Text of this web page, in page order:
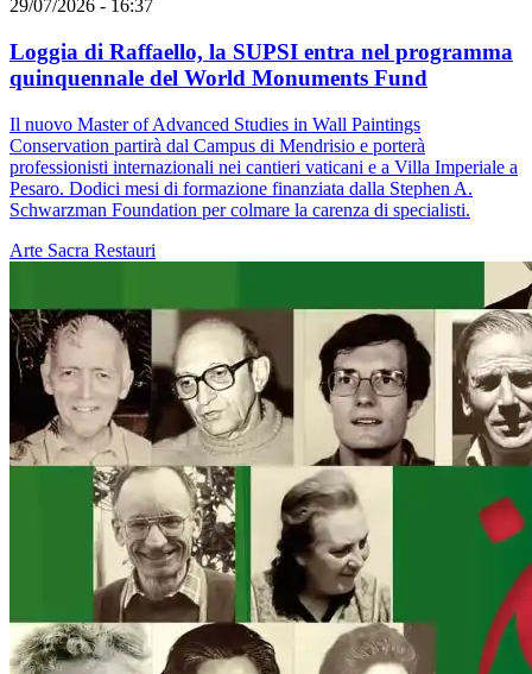
29/07/2026 - 16:37
Loggia di Raffaello, la SUPSI entra nel programma
quinquennale del World Monuments Fund
Il nuovo Master of Advanced Studies in Wall Paintings
Conservation partirà dal Campus di Mendrisio e porterà
professionisti internazionali nei cantieri vaticani e a Villa Imperiale a
Pesaro. Dodici mesi di formazione finanziata dalla Stephen A.
Schwarzman Foundation per colmare la carenza di specialisti.
Arte Sacra Restauri